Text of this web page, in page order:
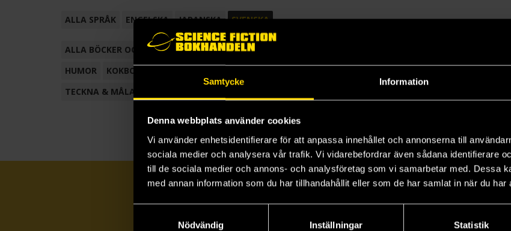
Samtycke Information
Denna webbplats använder cookies
Vi använder enhetsidentifierare för att anpassa innehållet och annonserna till
sociala medier och analysera vår trafik. Vi vidarebefordrar även sådana identifierare
till de sociala medier och annons- och analysföretag som vi samarbetar med. Dessa
med annan information som du har tillhandahållit eller som de har samlat in när du har
Nödvändig
Inställningar Statistik
ALLA SPRÅK ENGELSKA JAPANSKA SVENSKA
ALLA BÖCKER OCH TECKNADE SERIER ANTOLOGI
HUMOR
KOKBOK
TECKNA & MÅLA
Prenumerera på vårt nyhetsbrev